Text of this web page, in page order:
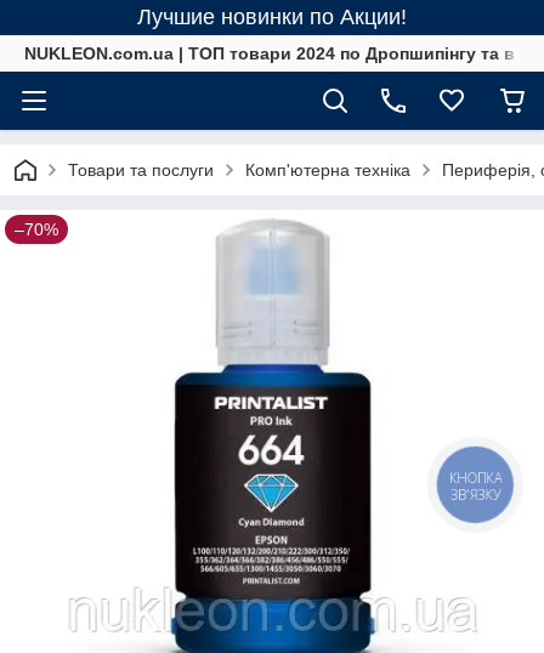
Лучшие новинки по Акции!
NUKLEON.com.ua | ТОП товари 2024 по Дропшипінгу та в
Товари та послуги Комп'ютерна техніка Периферія,
–70%
КНОПКА
ЗВ'ЯЗКУ